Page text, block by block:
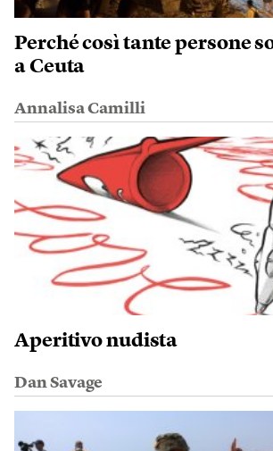
Perché così tante persone
a Ceuta
Annalisa Camilli
Aperitivo nudista
Dan Savage